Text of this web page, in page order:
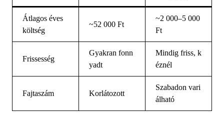
Átlagos éves
költség
~52 000 Ft
~2 000–5 000
Ft
Frissesség
Gyakran fonn
yadt
Mindig friss, k
éznél
Fajtaszám Korlátozott
Szabadon vari
álható